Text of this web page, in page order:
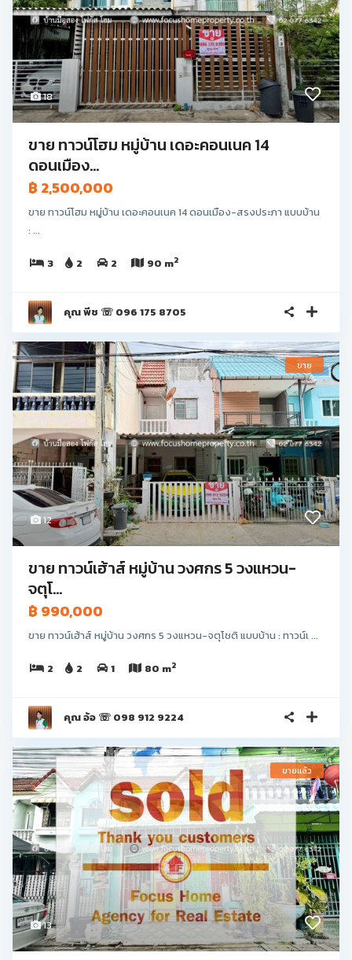
18
ขาย ทาวน์โฮม หมู่บ้าน เดอะคอนเนค 14
ดอนเมือง...
฿ 2,500,000
ขาย ทาวน์โฮม หมู่บ้าน เดอะคอนเนค 14 ดอนเมือง-สรงประภา แบบบ้าน
: ...
3 2 2 90 m2
คุณ พีช ☏ 096 175 8705
12
ขาย
ขาย ทาวน์เฮ้าส์ หมู่บ้าน วงศกร 5 วงแหวน-
จตุโ...
฿ 990,000
ขาย ทาวน์เฮ้าส์ หมู่บ้าน วงศกร 5 วงแหวน-จตุโชติ แบบบ้าน : ทาวน์เ ...
2 2 1 80 m2
คุณ อ้อ ☏ 098 912 9224
13
ขายแล้ว